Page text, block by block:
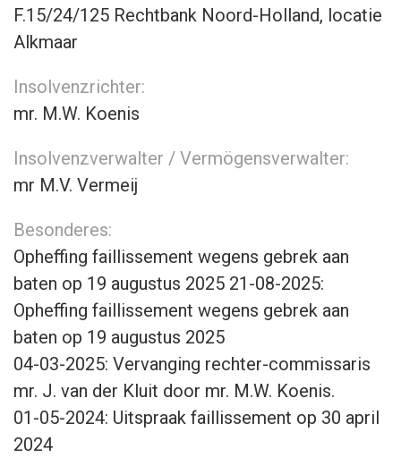
F.15/24/125 Rechtbank Noord-Holland, locatie
Alkmaar
Insolvenzrichter:
mr. M.W. Koenis
Insolvenzverwalter / Vermögensverwalter:
mr M.V. Vermeij
Besonderes:
Opheffing faillissement wegens gebrek aan
baten op 19 augustus 2025 21-08-2025:
Opheffing faillissement wegens gebrek aan
baten op 19 augustus 2025
04-03-2025: Vervanging rechter-commissaris
mr. J. van der Kluit door mr. M.W. Koenis.
01-05-2024: Uitspraak faillissement op 30 april
2024